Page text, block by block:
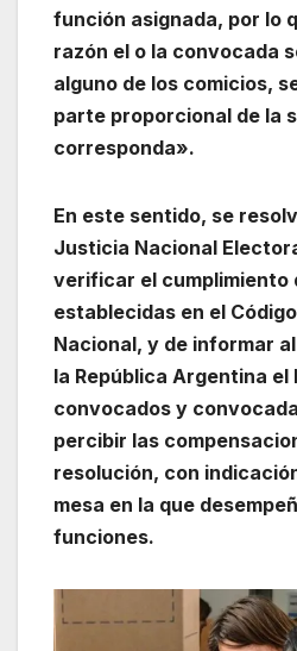
función asignada, por lo
razón el o la convocada
alguno de los comicios,
parte proporcional de la
corresponda».
En este sentido, se
Justicia Nacional
verificar el cumplimiento
establecidas en el
Nacional, y de informar
la República Argentina el
convocados y
percibir las
resolución, con
mesa en la que
funciones.